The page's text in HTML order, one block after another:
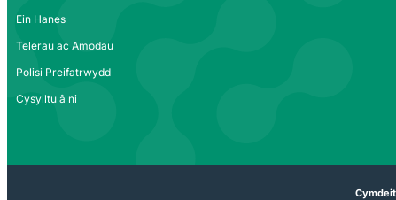
Ein Hanes
Telerau ac Amodau
Polisi Preifatrwydd
Cysylltu â ni